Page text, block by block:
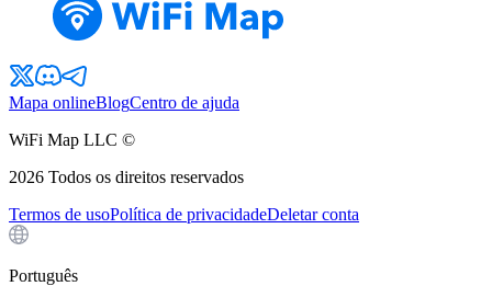
Mapa onlineBlogCentro de ajuda
WiFi Map LLC ©
2026 Todos os direitos reservados
Termos de usoPolítica de privacidadeDeletar conta
Português